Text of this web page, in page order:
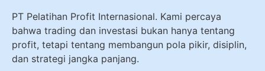
PT Pelatihan Profit Internasional. Kami percaya
bahwa trading dan investasi bukan hanya tentang
profit, tetapi tentang membangun pola pikir, disiplin,
dan strategi jangka panjang.